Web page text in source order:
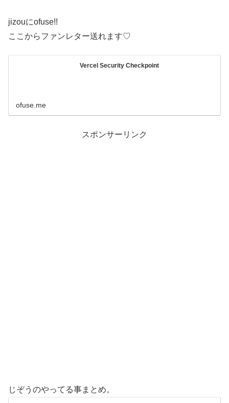
jizouにofuse!!
ここからファンレター送れます♡
Vercel Security Checkpoint
ofuse.me
スポンサーリンク
じぞうのやってる事まとめ。